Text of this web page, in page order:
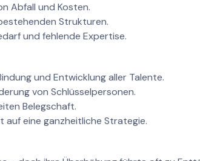
Abfall und Kosten.
Strukturen.
und fehlende Expertise.
und Entwicklung aller Talente.
von Schlüsselpersonen.
Belegschaft.
auf eine ganzheitliche Strategie.